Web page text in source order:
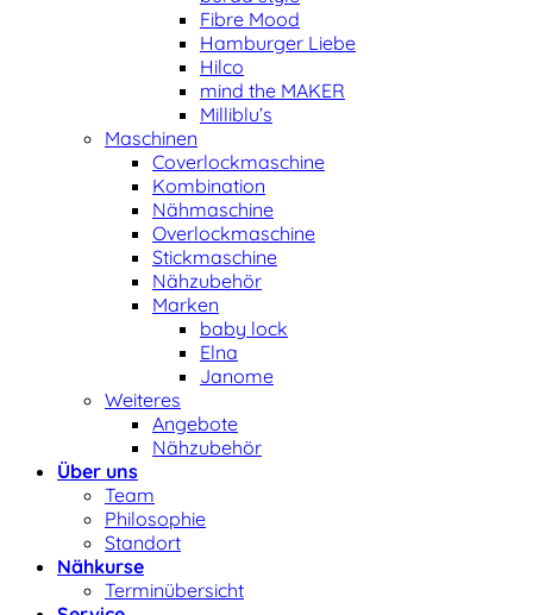
Fibre Mood
Hamburger Liebe
Hilco
mind the MAKER
Milliblu’s
Maschinen
Coverlockmaschine
Kombination
Nähmaschine
Overlockmaschine
Stickmaschine
Nähzubehör
Marken
baby lock
Elna
Janome
Weiteres
Angebote
Nähzubehör
Über uns
Team
Philosophie
Standort
Nähkurse
Terminübersicht